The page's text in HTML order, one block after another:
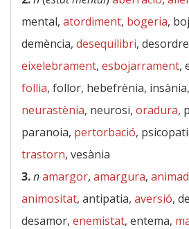
mental, atordiment, bogeria,
demència, desequilibri,
eixelebrament, esbojarrament,
follia, follor, hebefrènia, insània,
neurastènia, neurosi, oradura,
paranoia, pertorbació,
trastorn, vesània
3.namargor, amargura,
animositat, antipatia, aversió,
desamor, enemistat, entema,